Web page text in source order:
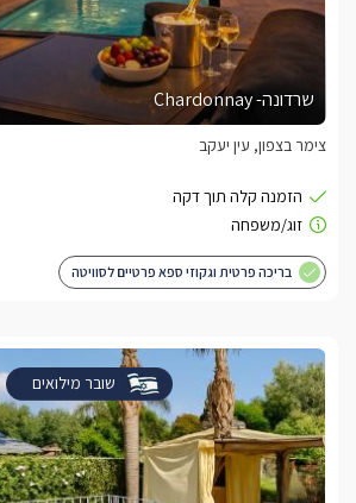
שרדונה- Chardonnay
צימר בצפון, עין יעקב
בריכה פרטית וגקוזי ספא פרטיים לסוויטה
שובר מילואים